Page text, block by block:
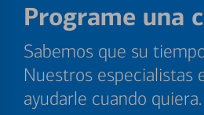
Programe una
Sabemos que su
Nuestros especialistas
ayudarle cuando quiera.